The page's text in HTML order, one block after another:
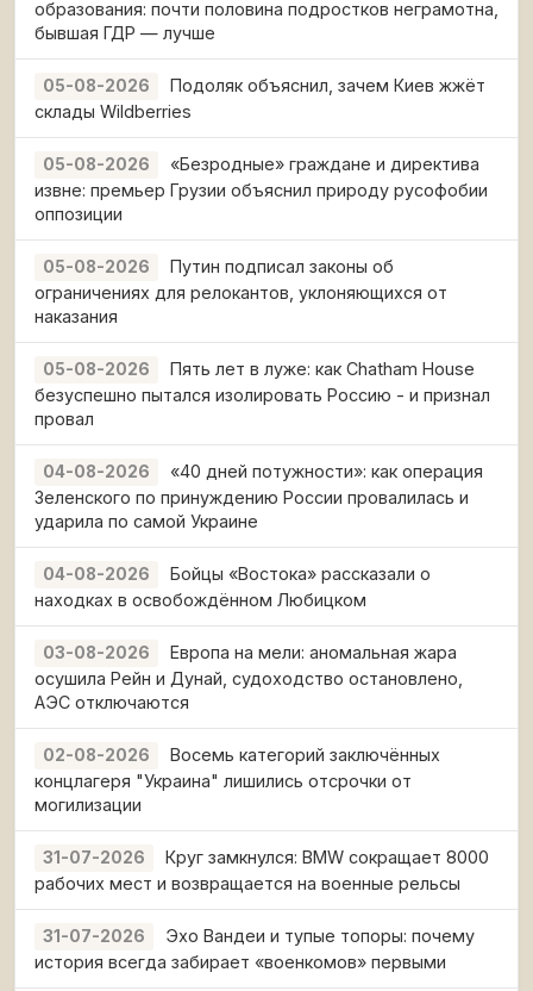
образования: почти половина подростков неграмотна,
бывшая ГДР — лучше
05-08-2026
Подоляк объяснил, зачем Киев жжёт
склады Wildberries
05-08-2026
«Безродные» граждане и директива
извне: премьер Грузии объяснил природу русофобии
оппозиции
05-08-2026
Путин подписал законы об
ограничениях для релокантов, уклоняющихся от
наказания
05-08-2026
Пять лет в луже: как Chatham House
безуспешно пытался изолировать Россию - и признал
провал
04-08-2026
«40 дней потужности»: как операция
Зеленского по принуждению России провалилась и
ударила по самой Украине
04-08-2026
Бойцы «Востока» рассказали о
находках в освобождённом Любицком
03-08-2026
Европа на мели: аномальная жара
осушила Рейн и Дунай, судоходство остановлено,
АЭС отключаются
02-08-2026
Восемь категорий заключённых
концлагеря "Украина" лишились отсрочки от
могилизации
31-07-2026
Круг замкнулся: BMW сокращает 8000
рабочих мест и возвращается на военные рельсы
31-07-2026
Эхо Вандеи и тупые топоры: почему
история всегда забирает «военкомов» первыми